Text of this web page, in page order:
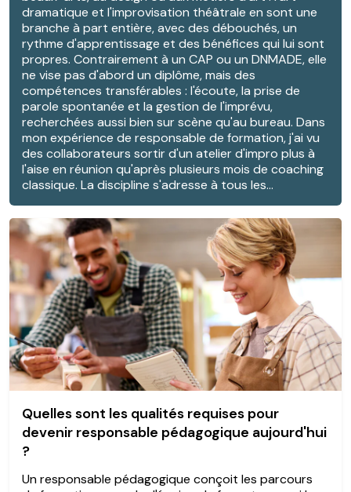
dramatique et l'improvisation théâtrale en sont une
branche à part entière, avec des débouchés, un
rythme d'apprentissage et des bénéfices qui lui sont
propres. Contrairement à un CAP ou un DNMADE, elle
ne vise pas d'abord un diplôme, mais des
compétences transférables : l'écoute, la prise de
parole spontanée et la gestion de l'imprévu,
recherchées aussi bien sur scène qu'au bureau. Dans
mon expérience de responsable de formation, j'ai vu
des collaborateurs sortir d'un atelier d'impro plus à
l'aise en réunion qu'après plusieurs mois de coaching
classique. La discipline s'adresse à tous les...
Quelles sont les qualités requises pour
devenir responsable pédagogique aujourd'hui
?
Un responsable pédagogique conçoit les parcours